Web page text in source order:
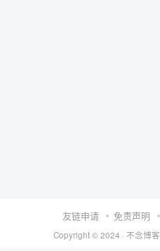
友链申请 免责声明
Copyright © 2024 · 不念博客